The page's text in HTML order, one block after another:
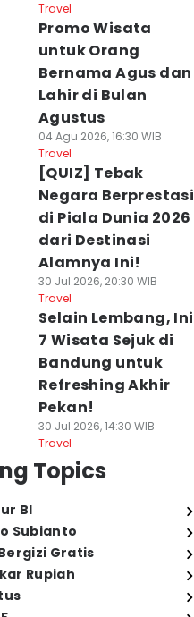
Travel
Promo Wisata
untuk Orang
Bernama Agus dan
Lahir di Bulan
Agustus
04 Agu 2026, 16:30 WIB
Travel
[QUIZ] Tebak
Negara Berprestasi
di Piala Dunia 2026
dari Destinasi
Alamnya Ini!
30 Jul 2026, 20:30 WIB
Travel
Selain Lembang, Ini
7 Wisata Sejuk di
Bandung untuk
Refreshing Akhir
Pekan!
30 Jul 2026, 14:30 WIB
Travel
Topics
BI
Subianto
Gratis
Rupiah